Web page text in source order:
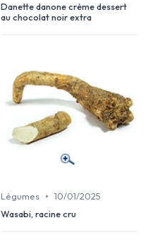
Danette danone crème dessert
au chocolat noir extra
Légumes • 10/01/2025
Wasabi, racine cru